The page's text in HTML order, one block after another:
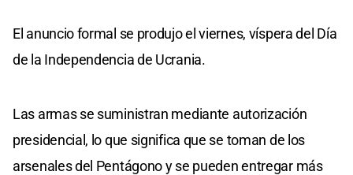
El anuncio formal se produjo el viernes, víspera del Día
de la Independencia de Ucrania.
Las armas se suministran mediante autorización
presidencial, lo que significa que se toman de los
arsenales del Pentágono y se pueden entregar más